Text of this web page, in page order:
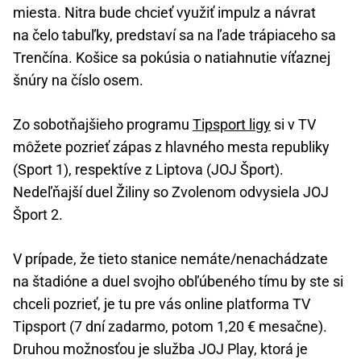
miesta. Nitra bude chcieť využiť impulz a návrat
na čelo tabuľky, predstaví sa na ľade trápiaceho sa
Trenčína. Košice sa pokúsia o natiahnutie víťaznej
šnúry na číslo osem.
Zo sobotňajšieho programu Tipsport ligy si v TV
môžete pozrieť zápas z hlavného mesta republiky
(Sport 1), respektíve z Liptova (JOJ Šport).
Nedeľňajší duel Žiliny so Zvolenom odvysiela JOJ
Šport 2.
V prípade, že tieto stanice nemáte/nenachádzate
na štadióne a duel svojho obľúbeného tímu by ste si
chceli pozrieť, je tu pre vás online platforma TV
Tipsport (7 dní zadarmo, potom 1,20 € mesačne).
Druhou možnosťou je služba JOJ Play, ktorá je